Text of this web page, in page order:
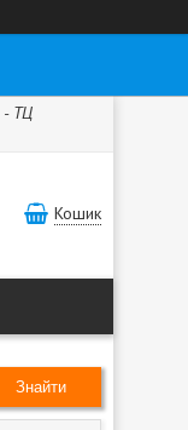
- ТЦ
Кошик
Знайти